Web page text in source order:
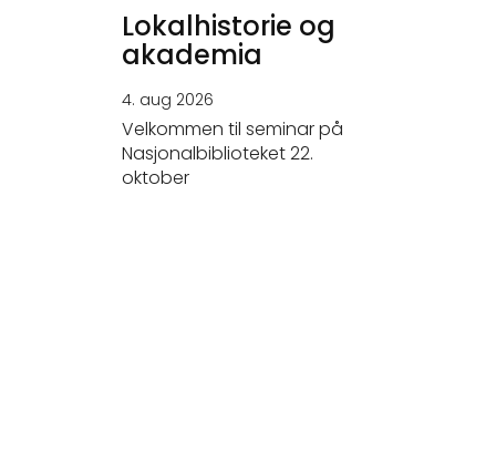
Lokalhistorie og
akademia
4. aug 2026
Velkommen til seminar på
Nasjonalbiblioteket 22.
oktober